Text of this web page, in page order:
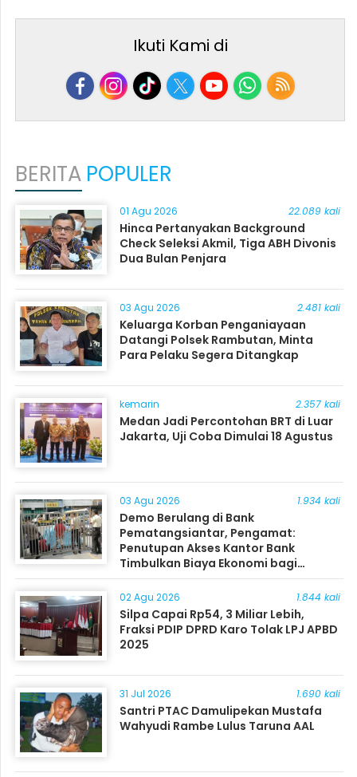
Ikuti Kami di
BERITA POPULER
01 Agu 2026 22.089 kali
Hinca Pertanyakan Background
Check Seleksi Akmil, Tiga ABH Divonis
Dua Bulan Penjara
03 Agu 2026 2.481 kali
Keluarga Korban Penganiayaan
Datangi Polsek Rambutan, Minta
Para Pelaku Segera Ditangkap
kemarin 2.357 kali
Medan Jadi Percontohan BRT di Luar
Jakarta, Uji Coba Dimulai 18 Agustus
03 Agu 2026 1.934 kali
Demo Berulang di Bank
Pematangsiantar, Pengamat:
Penutupan Akses Kantor Bank
Timbulkan Biaya Ekonomi bagi
Masyarakat
02 Agu 2026 1.844 kali
Silpa Capai Rp54, 3 Miliar Lebih,
Fraksi PDIP DPRD Karo Tolak LPJ APBD
2025
31 Jul 2026 1.690 kali
Santri PTAC Damulipekan Mustafa
Wahyudi Rambe Lulus Taruna AAL